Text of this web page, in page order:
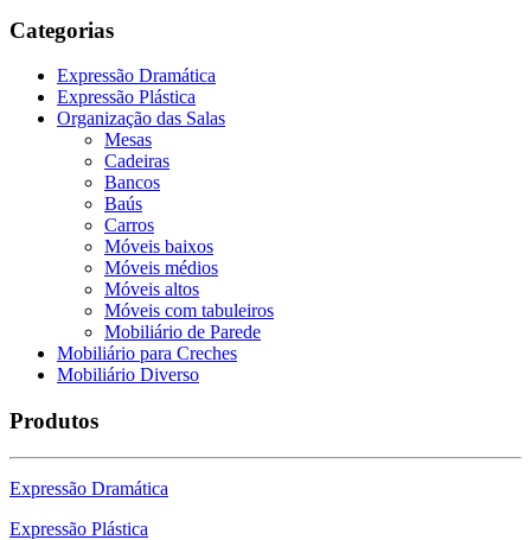
Categorias
Expressão Dramática
Expressão Plástica
Organização das Salas
Mesas
Cadeiras
Bancos
Baús
Carros
Móveis baixos
Móveis médios
Móveis altos
Móveis com tabuleiros
Mobiliário de Parede
Mobiliário para Creches
Mobiliário Diverso
Produtos
Expressão Dramática
Expressão Plástica